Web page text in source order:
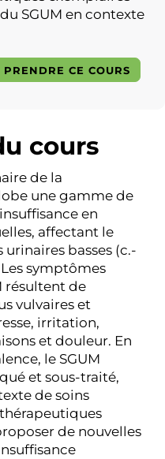
cours
de la
une gamme de
en
affectant le
urinaires basses (c.-
Les symptômes
résultent de
vulvaires et
irritation,
et douleur. En
le SGUM
et sous-traité,
de soins
de nouvelles
SGUM en contexte
CE COURS